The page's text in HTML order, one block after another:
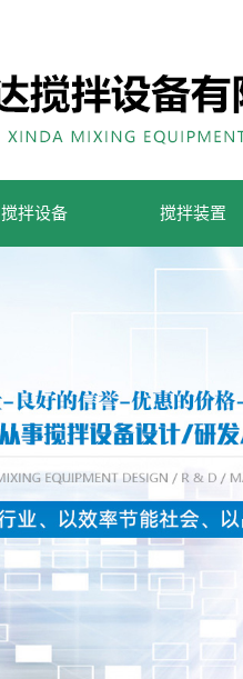
搅拌设备 搅拌装置